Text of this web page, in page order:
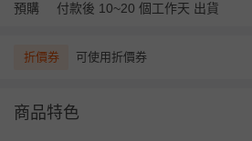
預購 付款後 10~20 個工作天 出貨
折價券 可使用折價券
商品特色